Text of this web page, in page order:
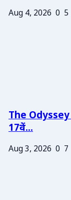
Aug 4, 2026 0 5
The
17वें...
Aug 3, 2026 0 7